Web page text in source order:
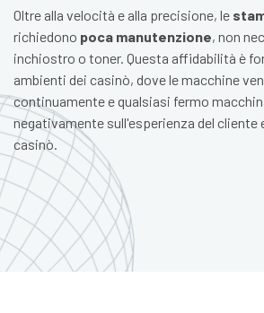
Oltre alla velocità e alla precisione, le
richiedono poca manutenzione, non
inchiostro o toner. Questa affidabilità è
ambienti dei casinò, dove le macchine
continuamente e qualsiasi fermo
negativamente sull'esperienza del cliente
casinò.